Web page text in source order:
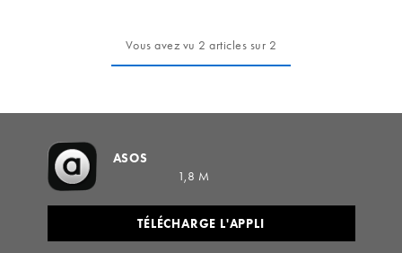
Vous avez vu 2 articles sur 2
ASOS
1,8 M
TÉLÉCHARGE L'APPLI